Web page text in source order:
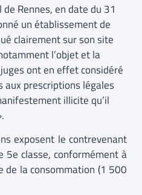
Rennes, en date du 31
un établissement de
clairement sur son site
l’objet et la
ont en effet considéré
aux prescriptions légales
illicite qu’il
exposent le contrevenant
5e classe, conformément à
de la consommation (1 500